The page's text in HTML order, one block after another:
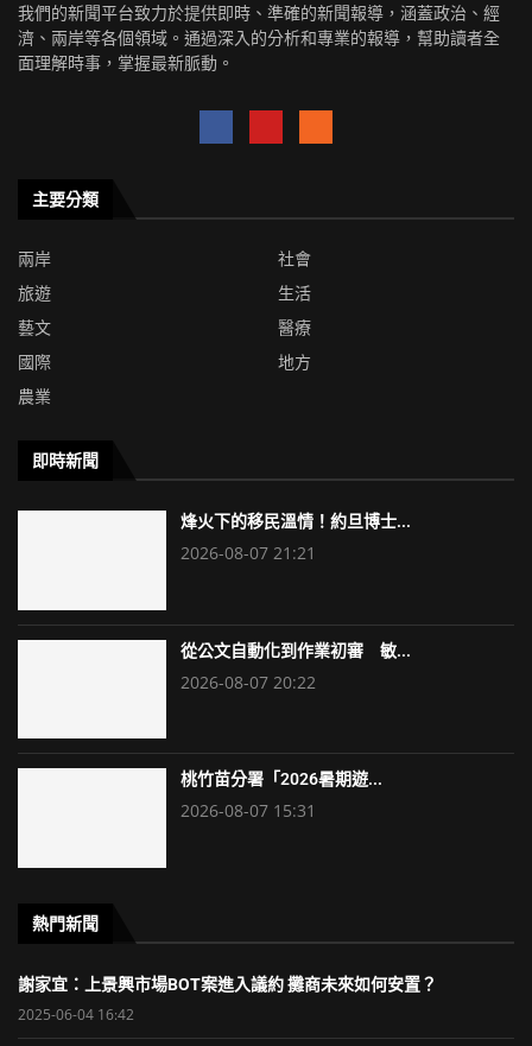
我們的新聞平台致力於提供即時、準確的新聞報導，涵蓋政治、經
濟、兩岸等各個領域。通過深入的分析和專業的報導，幫助讀者全
面理解時事，掌握最新脈動。
主要分類
兩岸
社會
旅遊
生活
藝文
醫療
國際
地方
農業
即時新聞
烽火下的移民溫情！約旦博士...
2026-08-07 21:21
從公文自動化到作業初審 敏...
2026-08-07 20:22
桃竹苗分署「2026暑期遊...
2026-08-07 15:31
熱門新聞
謝家宜：上景興市場BOT案進入議約 攤商未來如何安置？
2025-06-04 16:42